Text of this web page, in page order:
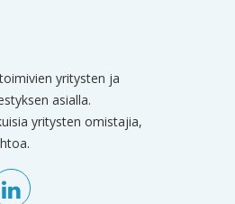
yritysten ja
asialla.
yritysten omistajia,